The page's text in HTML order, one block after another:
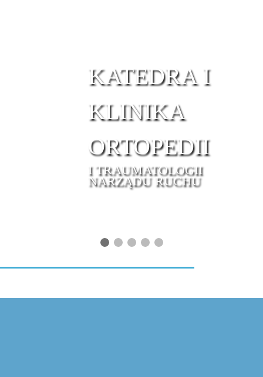
KATEDRA I
KLINIKA
ORTOPEDII
I TRAUMATOLOGII
NARZĄDU RUCHU